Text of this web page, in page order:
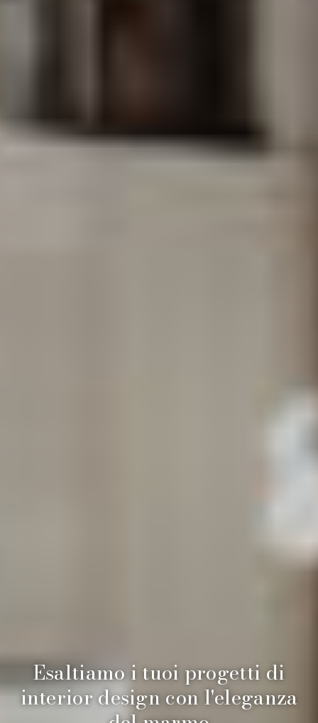
Chi siamo
Esaltiamo i tuoi progetti di
interior design con l'eleganza